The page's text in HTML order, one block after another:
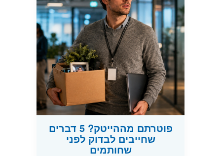
פוטרתם מההייטק? 5 דברים
שחייבים לבדוק לפני
שחותמים